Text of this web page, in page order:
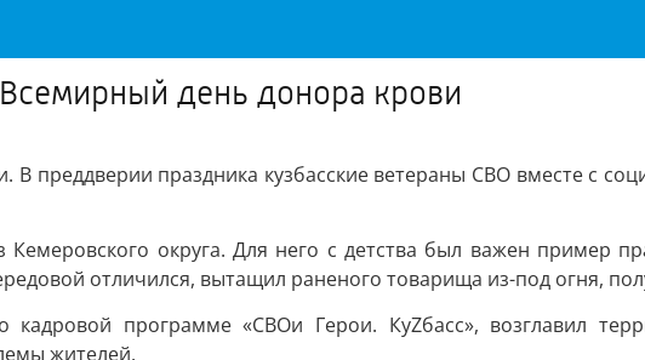
день донора крови
преддверии праздника кузбасские ветераны СВО вместе с
округа. Для него с детства был важен пример
отличился, вытащил раненого товарища из-под огня,
программе «СВОи Герои. КуZбасс», возглавил
жителей.